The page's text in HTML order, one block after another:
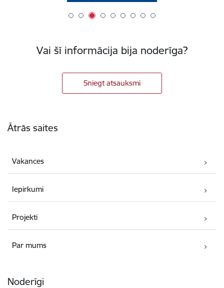
Vai šī informācija bija noderīga?
Sniegt atsauksmi
Ātrās saites
Vakances
Iepirkumi
Projekti
Par mums
Noderīgi